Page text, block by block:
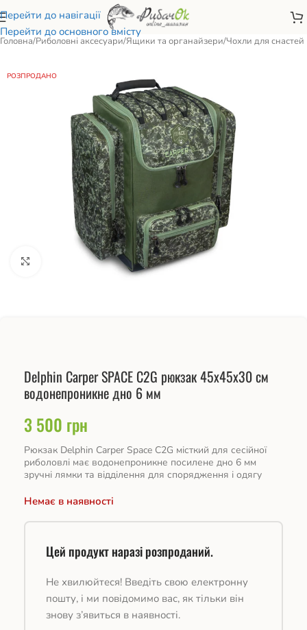
Перейти до навігації
Перейти до основного вмісту
Головна/Риболовні аксесуари/Ящики та органайзери/Чохли для снастей
РОЗПРОДАНО
Натисніть, щоб збільшити
Delphin Carper SPACE C2G рюкзак 45x45x30 см
водонепроникне дно 6 мм
3 500 грн
Рюкзак Delphin Carper Space C2G місткий для сесійної
риболовлі має водонепроникне посилене дно 6 мм
зручні лямки та відділення для спорядження і одягу
Немає в наявності
Цей продукт наразі розпроданий.
Не хвилюйтеся! Введіть свою електронну
пошту, і ми повідомимо вас, як тільки він
знову з’явиться в наявності.